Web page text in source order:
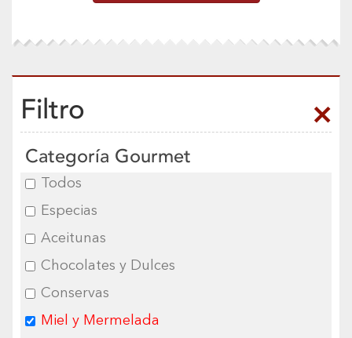
Filtro
Categoría Gourmet
Todos
Especias
Aceitunas
Chocolates y Dulces
Conservas
Miel y Mermelada